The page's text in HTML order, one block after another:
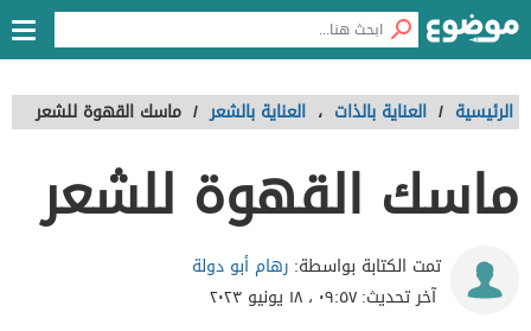
الرئيسية / العناية بالذات ، العناية بالشعر / ماسك القهوة للشعر
ماسك القهوة للشعر
تمت الكتابة بواسطة: رهام أبو دولة
آخر تحديث:٠٩:٥٧ ، ١٨ يونيو ٢٠٢٣